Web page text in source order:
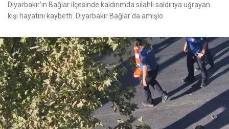
Diyarbakır’ın Bağlar ilçesinde kaldırımda silahlı saldırıya uğrayan
kişi hayatını kaybetti. Diyarbakır Bağlar'da amışlo